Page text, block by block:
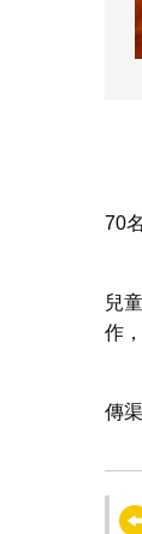
70
兒
作
傳